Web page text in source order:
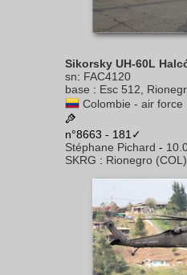
Sikorsky UH-60L
sn: FAC4120
base : Esc 512,
Colombie - air force
n°8663 - 181✓
Stéphane Pichard -
SKRG : Rionegro